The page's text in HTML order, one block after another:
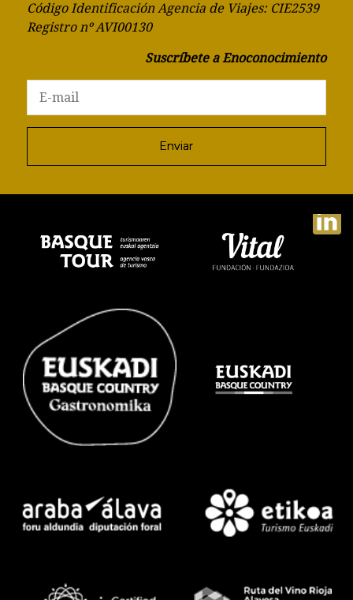
Código Identificación Agencia de Viajes: CIE2539
Registro nº AVI00130
Suscríbete a Enoconocimiento